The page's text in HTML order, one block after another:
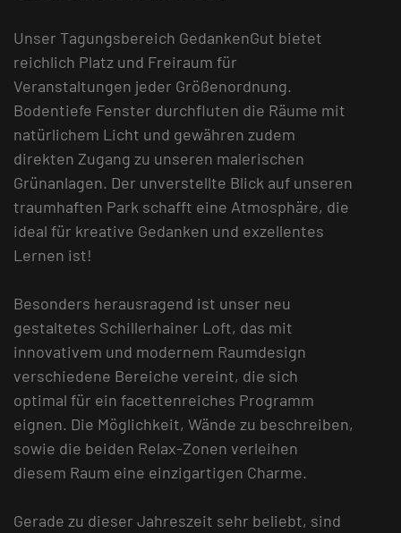
Unser Tagungsbereich GedankenGut bietet
reichlich Platz und Freiraum für
Veranstaltungen jeder Größenordnung.
Bodentiefe Fenster durchfluten die Räume mit
natürlichem Licht und gewähren zudem
direkten Zugang zu unseren malerischen
Grünanlagen. Der unverstellte Blick auf unseren
traumhaften Park schafft eine Atmosphäre, die
ideal für kreative Gedanken und exzellentes
Lernen ist!
Besonders herausragend ist unser neu
gestaltetes Schillerhainer Loft, das mit
innovativem und modernem Raumdesign
verschiedene Bereiche vereint, die sich
optimal für ein facettenreiches Programm
eignen. Die Möglichkeit, Wände zu beschreiben,
sowie die beiden Relax-Zonen verleihen
diesem Raum eine einzigartigen Charme.
Gerade zu dieser Jahreszeit sehr beliebt, sind